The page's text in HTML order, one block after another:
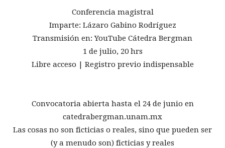
Conferencia magistral
Imparte: Lázaro Gabino Rodríguez
Transmisión en: YouTube Cátedra Bergman
1 de julio, 20 hrs
Libre acceso | Registro previo indispensable
Convocatoria abierta hasta el 24 de junio en
catedrabergman.unam.mx
Las cosas no son ficticias o reales, sino que pueden ser
(y a menudo son) ficticias y reales